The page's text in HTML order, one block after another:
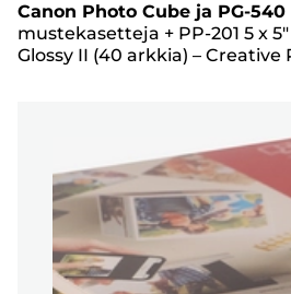
Canon Photo Cube ja PG-540
mustekasetteja + PP-201 5 x
Glossy II (40 arkkia) – Creative